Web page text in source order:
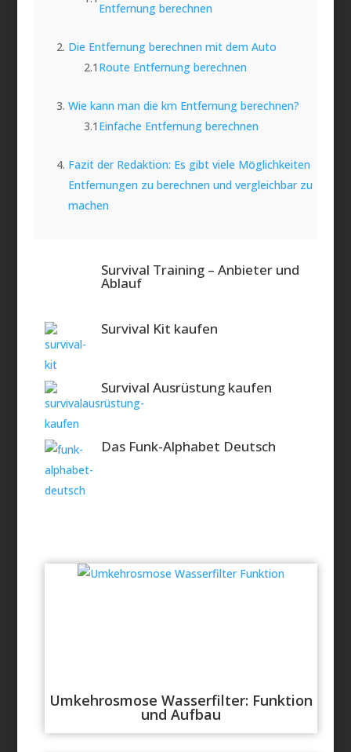
Entfernung berechnen
Die Entfernung berechnen mit dem Auto
Route Entfernung berechnen
Wie kann man die km Entfernung berechnen?
Einfache Entfernung berechnen
Fazit der Redaktion: Es gibt viele Möglichkeiten
Entfernungen zu berechnen und vergleichbar zu
machen
Survival Training – Anbieter und
Ablauf
Survival Kit kaufen
Survival Ausrüstung kaufen
Das Funk-Alphabet Deutsch
Umkehrosmose Wasserfilter: Funktion
und Aufbau